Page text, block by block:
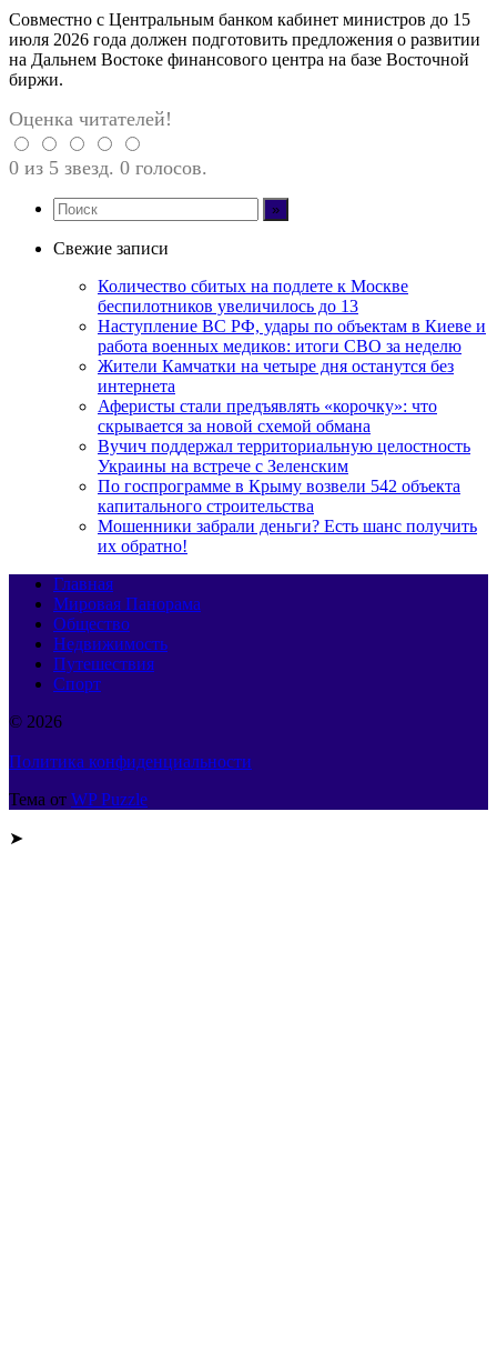
Совместно с Центральным банком кабинет министров до 15
июля 2026 года должен подготовить предложения о развитии
на Дальнем Востоке финансового центра на базе Восточной
биржи.
Оценка читателей!
0 из 5 звезд. 0 голосов.
Свежие записи
Количество сбитых на подлете к Москве
беспилотников увеличилось до 13
Наступление ВС РФ, удары по объектам в Киеве и
работа военных медиков: итоги СВО за неделю
Жители Камчатки на четыре дня останутся без
интернета
Аферисты стали предъявлять «корочку»: что
скрывается за новой схемой обмана
Вучич поддержал территориальную целостность
Украины на встрече с Зеленским
По госпрограмме в Крыму возвели 542 объекта
капитального строительства
Мошенники забрали деньги? Есть шанс получить
их обратно!
Главная
Мировая Панорама
Общество
Недвижимость
Путешествия
Спорт
© 2026
Политика конфиденциальности
Тема от WP Puzzle
➤